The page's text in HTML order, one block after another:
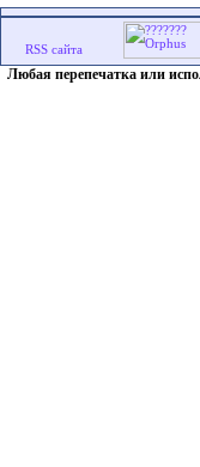
Любая перепечатка или